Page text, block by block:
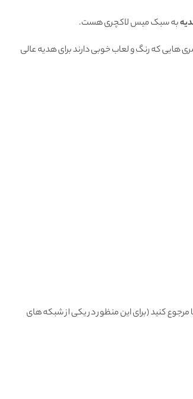
به سبک میس لاکچری هست.
هایی که رنگ و لعاب خوبی دارند برای هدیه عالی
ساعت طبق قوانین، میتونید تعویض یا مرجوع کنید (برای این منظور در یکی از شبکه های